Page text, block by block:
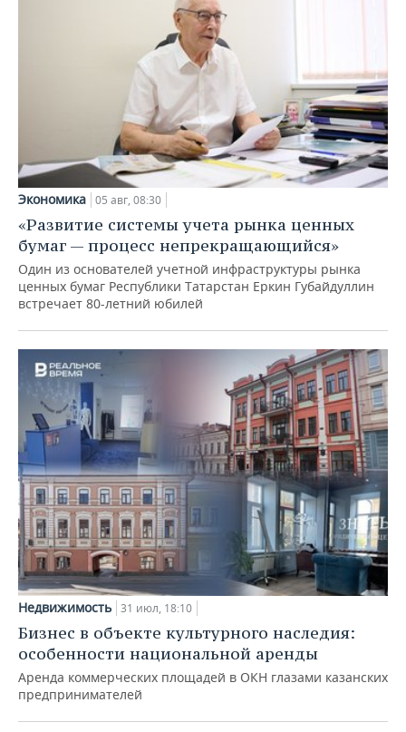
Экономика 05 авг, 08:30
«Развитие системы учета рынка ценных
бумаг — процесс непрекращающийся»
Один из основателей учетной инфраструктуры рынка
ценных бумаг Республики Татарстан Еркин Губайдуллин
встречает 80-летний юбилей
Недвижимость 31 июл, 18:10
Бизнес в объекте культурного наследия:
особенности национальной аренды
Аренда коммерческих площадей в ОКН глазами казанских
предпринимателей